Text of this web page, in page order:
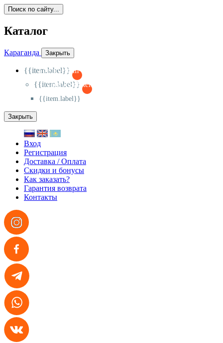
Поиск по сайту...
Каталог
Караганда Закрыть
{{item.label}}
{{activeItem==item.id?'-
{{item.label}}
{{activeSubitem==item.id?'-
{{item.label}}
Закрыть
Вход
Регистрация
Доставка / Оплата
Скидки и бонусы
Как заказать?
Гарантия возврата
Контакты